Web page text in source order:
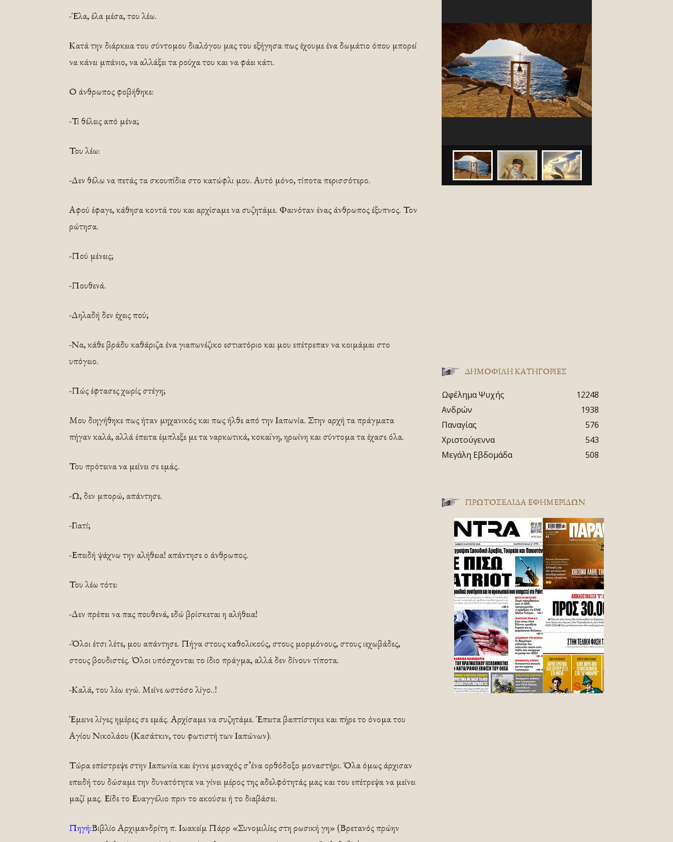
-Έλα, έλα μέσα, του λέω.
Κατά την διάρκεια του σύντομου διαλόγου μας του εξήγησα πως έχουμε ένα δωμάτιο όπου μπορεί
να κάνει μπάνιο, να αλλάξει τα ρούχα του και να φάει κάτι.
Ο άνθρωπος φοβήθηκε:
-Τι θέλεις από μένα;
Του λέω:
-Δεν θέλω να πετάς τα σκουπίδια στο κατώφλι μου. Αυτό μόνο, τίποτα περισσότερο.
Αφού έφαγε, κάθησα κοντά του και αρχίσαμε να συζητάμε. Φαινόταν ένας άνθρωπος έξυπνος. Τον
ρώτησα.
-Πού μένεις;
-Πουθενά.
-Δηλαδή δεν έχεις πού;
-Να, κάθε βράδυ καθάριζα ένα γιαπωνέζικο εστιατόριο και μου επέτρεπαν να κοιμάμαι στο
υπόγειο.
-Πώς έφτασες χωρίς στέγη;
Μου διηγήθηκε πως ήταν μηχανικός και πως ήλθε από την Ιαπωνία. Στην αρχή τα πράγματα
πήγαν καλά, αλλά έπειτα έμπλεξε με τα ναρκωτικά, κοκαϊνη, ηρωίνη και σύντομα τα έχασε όλα.
Του πρότεινα να μείνει σε εμάς.
-Ω, δεν μπορώ, απάντησε.
-Γιατί;
-Επειδή ψάχνω την αλήθεια! απάντησε ο άνθρωπος.
Του λέω τότε:
-Δεν πρέπει να πας πουθενά, εδώ βρίσκεται η αλήθεια!
-Όλοι έτσι λέτε, μου απάντησε. Πήγα στους καθολικούς, στους μορμόνους, στους ιεχωβάδες,
στους βουδιστές. Όλοι υπόσχονται το ίδιο πράγμα, αλλά δεν δίνουν τίποτα.
-Καλά, του λέω εγώ. Μείνε ωστόσο λίγο..!
Έμεινε λίγες ημέρες σε εμάς. Αρχίσαμε να συζητάμε. Έπειτα βαπτίστηκε και πήρε το όνομα του
Αγίου Νικολάου (Κασάτκιν, του φωτιστή των Ιαπώνων).
Τώρα επέστρεψε στην Ιαπωνία και έγινε μοναχός σ’ένα ορθόδοξο μοναστήρι. Όλα όμως άρχισαν
επειδή του δώσαμε την δυνατότητα να γίνει μέρος της αδελφότητάς μας και του επέτρεψα να μείνει
μαζί μας. Είδε το Ευαγγέλιο πριν το ακούσει ή το διαβάσει.
Πηγή:Βιβλίο Αρχιμανδρίτη π. Ιωακείμ Πάρρ «Συνομιλίες στη ρωσική γη» (Βρετανός πρώην
ΔΗΜΟΦΙΛΗ ΚΑΤΗΓΟΡΙΕΣ
Ωφέλημα Ψυχής
12248
Ανδρών
1938
Παναγίας
576
Χριστούγεννα
543
Μεγάλη Εβδομάδα
508
ΠΡΩΤΟΣΈΛΙΔΑ ΕΦΗΜΕΡΊΔΩΝ